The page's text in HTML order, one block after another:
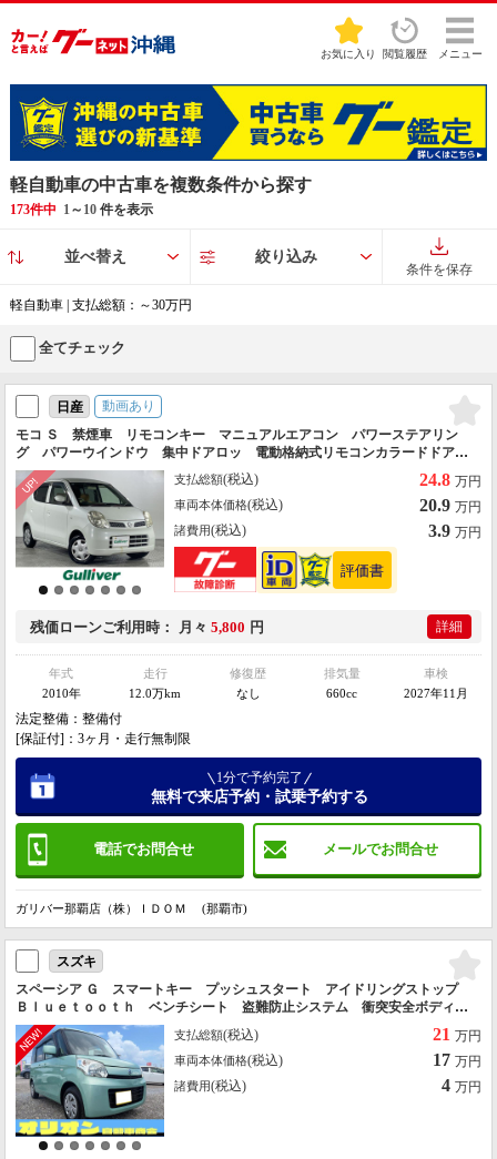
お気に入り 閲覧履歴 メニュー
軽自動車の中古車を複数条件から探す
173件中 1～ 10件を表示
並べ替え 絞り込み
条件を保存
軽自動車 | 支払総額：～30万円
全てチェック
日産
動画あり
モコ Ｓ 禁煙車 リモコンキー マニュアルエアコン パワーステアリン
グ パワーウインドウ 集中ドアロッ 電動格納式リモコンカラードドアミ
ラー ベンチシート 純正ドアバイザー
支払総額(税込) 24.8 万円
車両本体価格(税込) 20.9 万円
諸費用(税込) 3.9 万円
残価ローンご利用時 月々 5,800 円 詳細
年式
2010年
走行
12.0万km
修復歴
なし
排気量
660cc
車検
2027年11月
法定整備：整備付
[保証付]：3ヶ月・走行無制限
電話でお問合せ メールでお問合せ
1分で予約完了
無料で来店予約・試乗予約する
ガリバー那覇店（株）ＩＤＯＭ (那覇市)
スズキ
スペーシア Ｇ スマートキー プッシュスタート アイドリングストップ
Ｂｌｕｅｔｏｏｔｈ ベンチシート 盗難防止システム 衝突安全ボディ
エンジンオイル・バッテリー・ワイパーゴム新品
支払総額(税込) 21 万円
車両本体価格(税込) 17 万円
諸費用(税込) 4 万円